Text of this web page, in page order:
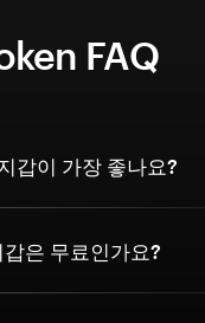
FAQ
갑이 가장 좋나요?
은 무료인가요?